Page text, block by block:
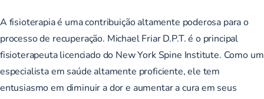
A fisioterapia é uma contribuição altamente poderosa para o
processo de recuperação. Michael Friar D.P.T.é o principal
fisioterapeuta licenciado do New York Spine Institute. Como um
especialista em saúde altamente proficiente, ele tem
entusiasmo em diminuir a dor e aumentar a cura em seus